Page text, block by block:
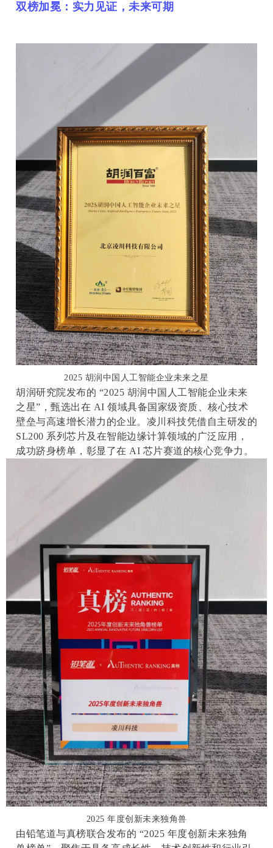
双榜加冕：实力见证，未来可期
2025 胡润中国人工智能企业未来之星
胡润研究院发布的 “2025 胡润中国人工智能企业未来
之星”，甄选出在 AI 领域具备国家级资质、核心技术
壁垒与高速增长潜力的企业。凌川科技凭借自主研发的
SL200 系列芯片及在智能边缘计算领域的广泛应用，
成功跻身榜单，彰显了在 AI 芯片赛道的核心竞争力。
2025 年度创新未来独角兽
由铅笔道与真榜联合发布的 “2025 年度创新未来独角